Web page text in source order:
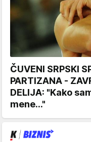
ČUVENI SRPSKI
PARTIZANA -
DELIJA: "Kako
mene..."